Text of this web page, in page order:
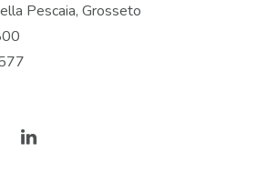
Pescaia, Grosseto